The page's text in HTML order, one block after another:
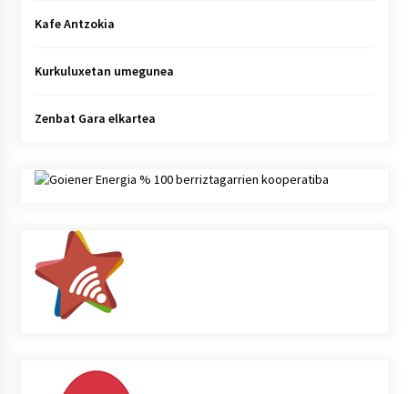
Kafe Antzokia
Kurkuluxetan umegunea
Zenbat Gara elkartea